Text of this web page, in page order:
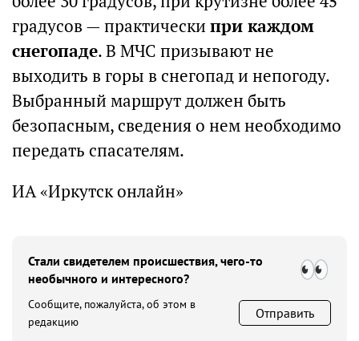
градусов — практически при каждом
снегопаде. В МЧС призывают не
выходить в горы в снегопад и непогоду.
Выбранный маршрут должен быть
безопасным, сведения о нем необходимо
передать спасателям.
ИА «Иркутск онлайн»
Стали свидетелем происшествия, чего-то
необычного и интересного?
Сообщите, пожалуйста, об этом в
редакцию
Отправить